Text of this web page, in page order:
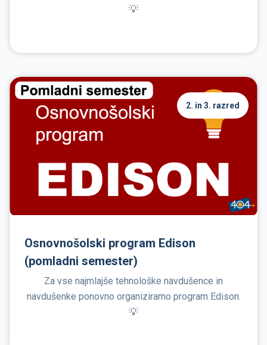
💡
2. in 3. razred
Osnovnošolski program Edison
(pomladni semester)
Za vse najmlajše tehnološke navdušence in
navdušenke ponovno organiziramo program Edison.
💡